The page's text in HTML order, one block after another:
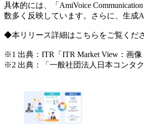
具体的には、「AmiVoice
数多く反映しています。さらに、生成
◆本リリース詳細はこちらをご覧くだ
※1 出典：ITR「ITR Market View：画
※2 出典：「一般社団法人日本コンタ